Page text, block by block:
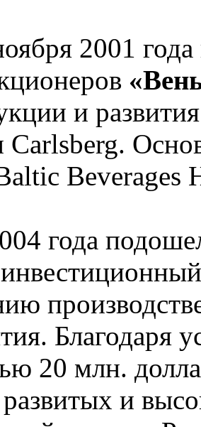
2001
и
Carlsberg.
года
Благодаря
20 млн.
и